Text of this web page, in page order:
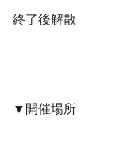
終了後解散
▼開催場所